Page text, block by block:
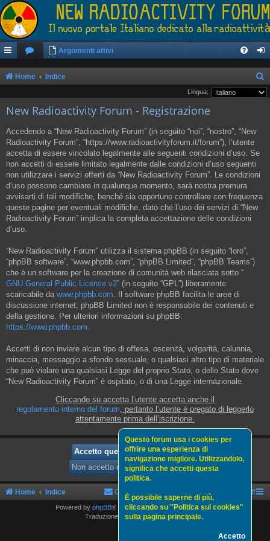
Argomenti attivi
Home Indice
Lingua:
New Radioactivity Forum - Registrazione
Accedendo a “New Radioactivity Forum” (in seguito “noi”, “nostro”, “New
Radioactivity Forum”, “https://www.radioactivityforum.it/forum”), l’utente
accetta di essere vincolato legalmente alle seguenti condizioni d’uso. Se
non accetti di essere limitato legalmente dalle condizioni d’uso seguenti
non utilizzare i servizi offerti da “New Radioactivity Forum”. Le condizioni
d’uso possono cambiare in qualunque momento, sarà nostra premura
avvisarti di tali modifiche, benché sia opportuno controllare con frequenza
queste pagine per eventuali modifiche, dato che l’uso dei servizi di “New
Radioactivity Forum” implica la completa accettazione delle condizioni
d’uso.
“New Radioactivity Forum” utilizza il sistema phpBB (in seguito “loro”,
“phpBB software”, “www.phpbb.com”, “phpBB Limited”, “phpBB Teams”)
che è un software per la creazione di comunità web rilasciata sotto “
GNU General Public License v2” (in seguito “GPL”) liberamente
scaricabile da www.phpbb.com. Il software phpBB facilita le aree di
discussione internet; phpBB Limited non è responsabile dei contenuti e
della gestione. Per ulteriori informazioni su phpBB:
https://www.phpbb.com.
Accetti di non inviare alcun tipo di offesa, oscenità, volgarità, calunnia,
minaccia, messaggio a sfondo sessuale, o qualsiasi altro tipo di materiale
che può violare una qualsiasi Legge del proprio Stato, o dello Stato dove
“New Radioactivity Forum” è ospitato, o di una Legge internazionale.
Cliccando su accetta l’utente accetta anche il
regolamento interno del forum, pertanto l’utente è pregato di leggerlo
attentamente prima dell’iscrizione.
Questo forum usa i cookies per
offrire una esperienza di
navigazione migliore. Utilizzandolo,
significa che accetti questa
politica.
È possibile saperne di più,
cliccando su "Politica sui cookies"
sulla pagina principale.
Accetto
Home Indice Staff
Politica sui cookies
Contattaci
Powered by phpBB® Forum Software © phpBB Limited
Traduzione Italiana phpBBItalia.net